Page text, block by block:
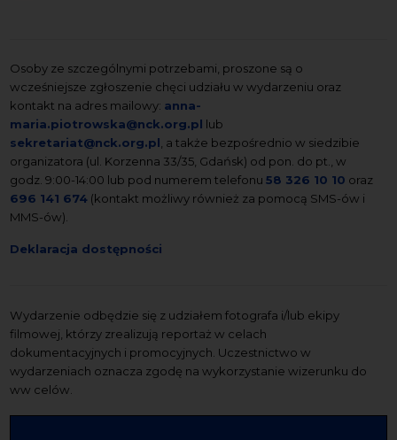
Osoby ze szczególnymi potrzebami, proszone są o
wcześniejsze zgłoszenie chęci udziału w wydarzeniu oraz
kontakt na adres mailowy: anna-
maria.piotrowska@nck.org.pl lub
sekretariat@nck.org.pl, a także bezpośrednio w siedzibie
organizatora (ul. Korzenna 33/35, Gdańsk) od pon. do pt., w
godz. 9:00-14:00 lub pod numerem telefonu58 326 10 10 oraz
696 141 674 (kontakt możliwy również za pomocą SMS-ów i
MMS-ów).
Deklaracja dostępności
Wydarzenie odbędzie się z udziałem fotografa i/lub ekipy
filmowej, którzy zrealizują reportaż w celach
dokumentacyjnych i promocyjnych. Uczestnictwo w
wydarzeniach oznacza zgodę na wykorzystanie wizerunku do
ww celów.